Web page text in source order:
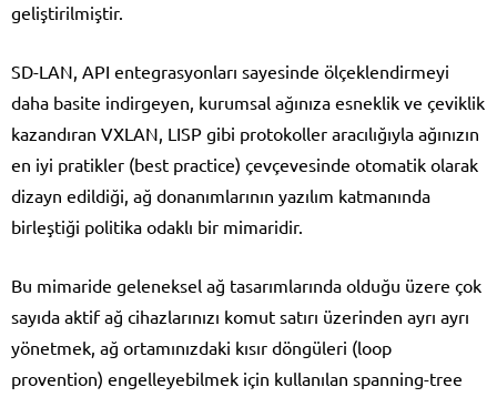
geliştirilmiştir.
SD-LAN, API entegrasyonları sayesinde ölçeklendirmeyi
daha basite indirgeyen, kurumsal ağınıza esneklik ve çeviklik
kazandıran VXLAN, LISP gibi protokoller aracılığıyla ağınızın
en iyi pratikler (best practice) çevçevesinde otomatik olarak
dizayn edildiği, ağ donanımlarının yazılım katmanında
birleştiği politika odaklı bir mimaridir.
Bu mimaride geleneksel ağ tasarımlarında olduğu üzere çok
sayıda aktif ağ cihazlarınızı komut satırı üzerinden ayrı ayrı
yönetmek, ağ ortamınızdaki kısır döngüleri (loop
provention) engelleyebilmek için kullanılan spanning-tree